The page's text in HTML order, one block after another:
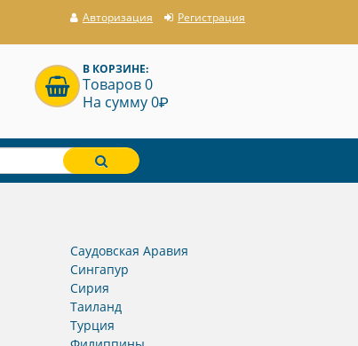
Авторизация Регистрация
В КОРЗИНЕ:
Товаров 0
На сумму 0P
Саудовская Аравия
Сингапур
Сирия
Таиланд
Турция